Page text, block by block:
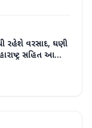
રહેશે વરસાદ, ઘણી
સહિત આ